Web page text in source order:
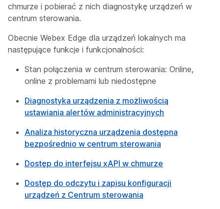
chmurze i pobierać z nich diagnostykę urządzeń w
centrum sterowania.
Obecnie Webex Edge dla urządzeń lokalnych ma
następujące funkcje i funkcjonalności:
Stan połączenia w centrum sterowania: Online,
online z problemami lub niedostępne
Diagnostyka urządzenia z możliwością
ustawiania alertów administracyjnych
Analiza historyczna urządzenia dostępna
bezpośrednio w centrum sterowania
Dostęp do interfejsu xAPI w chmurze
Dostęp do odczytu i zapisu konfiguracji
urządzeń z Centrum sterowania